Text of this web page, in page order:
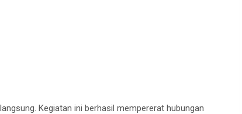
Kegiatan ini berhasil mempererat hubungan